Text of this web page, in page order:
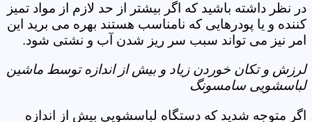
در نظر داشته باشید که اگر بیشتر از حد لازم از مواد تمیز
کننده و یا پودرهایی که نامناسب هستند بهره می برید این
امر نیز می تواند سبب سر ریز شدن آب و نشتی شود.
لرزش و تکان خوردن زیاد و بیش از اندازه توسط ماشین
لباسشویی سامسونگ
اگر متوجه شدید که دستگاه لباسشویی بیش از اندازه